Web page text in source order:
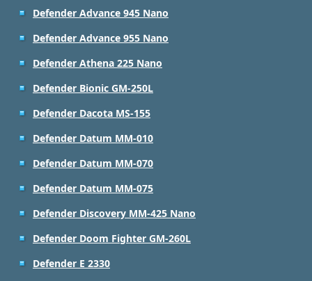
Defender Advance 945 Nano
Defender Advance 955 Nano
Defender Athena 225 Nano
Defender Bionic GM-250L
Defender Dacota MS-155
Defender Datum MM-010
Defender Datum MM-070
Defender Datum MM-075
Defender Discovery MM-425 Nano
Defender Doom Fighter GM-260L
Defender E 2330